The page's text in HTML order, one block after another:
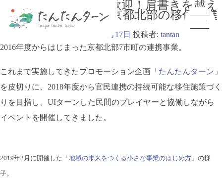
巻き込まれたい方大歓迎！肩書きを越え
たチームでつくる、京都北部の移住促進
プロジェクト
2020年3月17日 投稿者: tantan
2016年度からはじまった京都北部7市町の連携事業。
これまで実施してきたプロモーション企画「 たんたんターン 」
を皮切りに、2018年度から官民連携の持続可能な移住施策づく
りを目指し、UIターンした民間のプレイヤーと協働しながら
イベントを開催してきました。
2019年2月に開催した「 地域の未来をつくる小さな事業のはじめ方 」の様
子。